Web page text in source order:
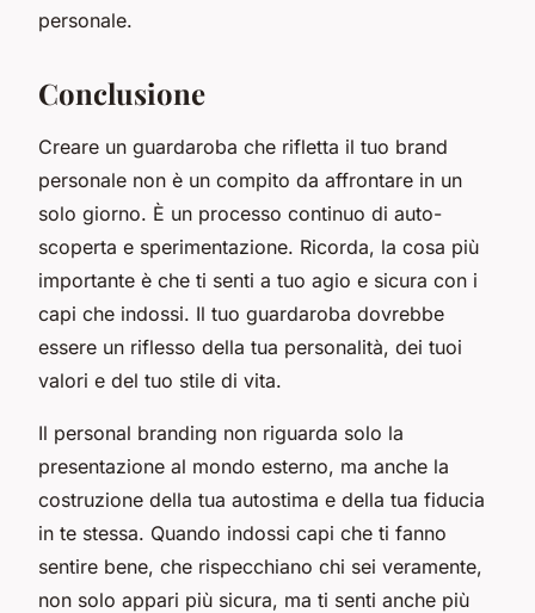
personale.
Conclusione
Creare un guardaroba che rifletta il tuo brand
personale non è un compito da affrontare in un
solo giorno. È un processo continuo di auto-
scoperta e sperimentazione. Ricorda, la cosa più
importante è che ti senti a tuo agio e sicura con i
capi che indossi. Il tuo guardaroba dovrebbe
essere un riflesso della tua personalità, dei tuoi
valori e del tuo stile di vita.
Il personal branding non riguarda solo la
presentazione al mondo esterno, ma anche la
costruzione della tua autostima e della tua fiducia
in te stessa. Quando indossi capi che ti fanno
sentire bene, che rispecchiano chi sei veramente,
non solo appari più sicura, ma ti senti anche più